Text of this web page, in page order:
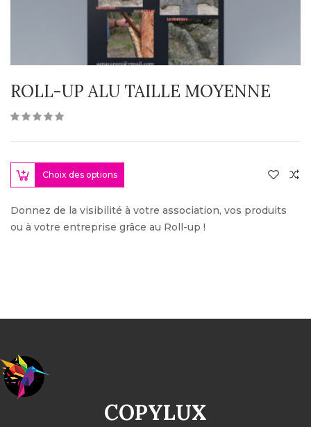
ROLL-UP ALU TAILLE MOYENNE
Choix des options
Donnez de la visibilité à votre association, vos produits
ou à votre entreprise grâce au Roll-up !
COPYLUX